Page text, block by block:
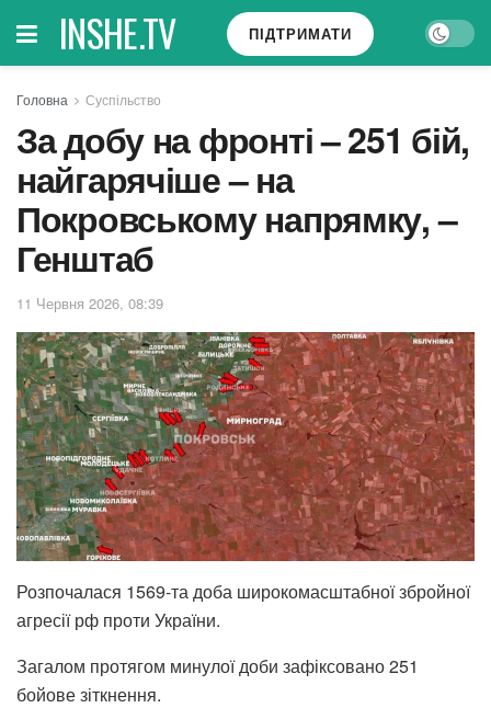
INSHE.TV ПІДТРИМАТИ
Головна Суспільство
За добу на фронті – 251 бій,
найгарячіше – на
Покровському напрямку, –
Генштаб
11 Червня 2026, 08:39
Розпочалася 1569-та доба широкомасштабної збройної
агресії рф проти України.
Загалом протягом минулої доби зафіксовано 251
бойове зіткнення.